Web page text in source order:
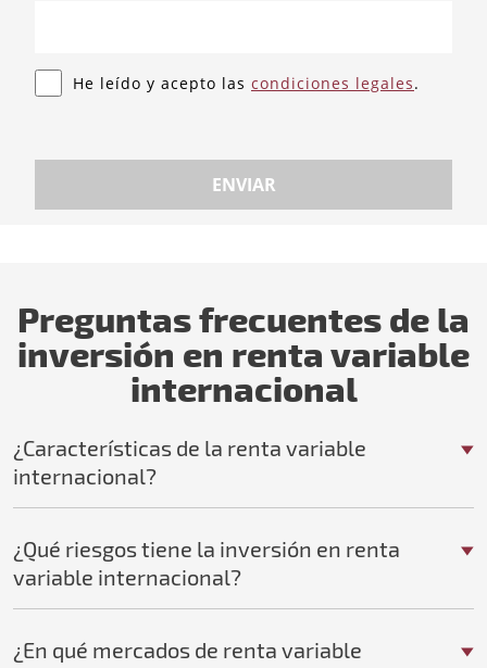
He leído y acepto las condiciones legales.
ENVIAR
Preguntas frecuentes de la
inversión en renta variable
internacional
¿Características de la renta variable
internacional?
¿Qué riesgos tiene la inversión en renta
variable internacional?
¿En qué mercados de renta variable